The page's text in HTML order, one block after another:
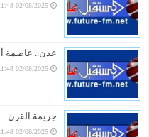
02/08/2025 21:48
عدن.. عاصمة
02/08/2025 21:48
جريمة القرن
02/08/2025 21:48